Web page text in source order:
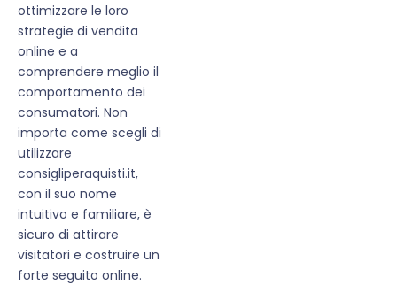
ottimizzare le loro
strategie di vendita
online e a
comprendere meglio il
comportamento dei
consumatori. Non
importa come scegli di
utilizzare
consigliperaquisti.it,
con il suo nome
intuitivo e familiare, è
sicuro di attirare
visitatori e costruire un
forte seguito online.